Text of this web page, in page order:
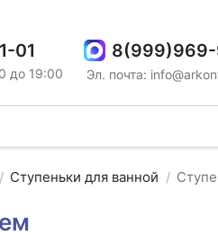
01
до 19:00 Эл. почта:
Ступеньки для ванной